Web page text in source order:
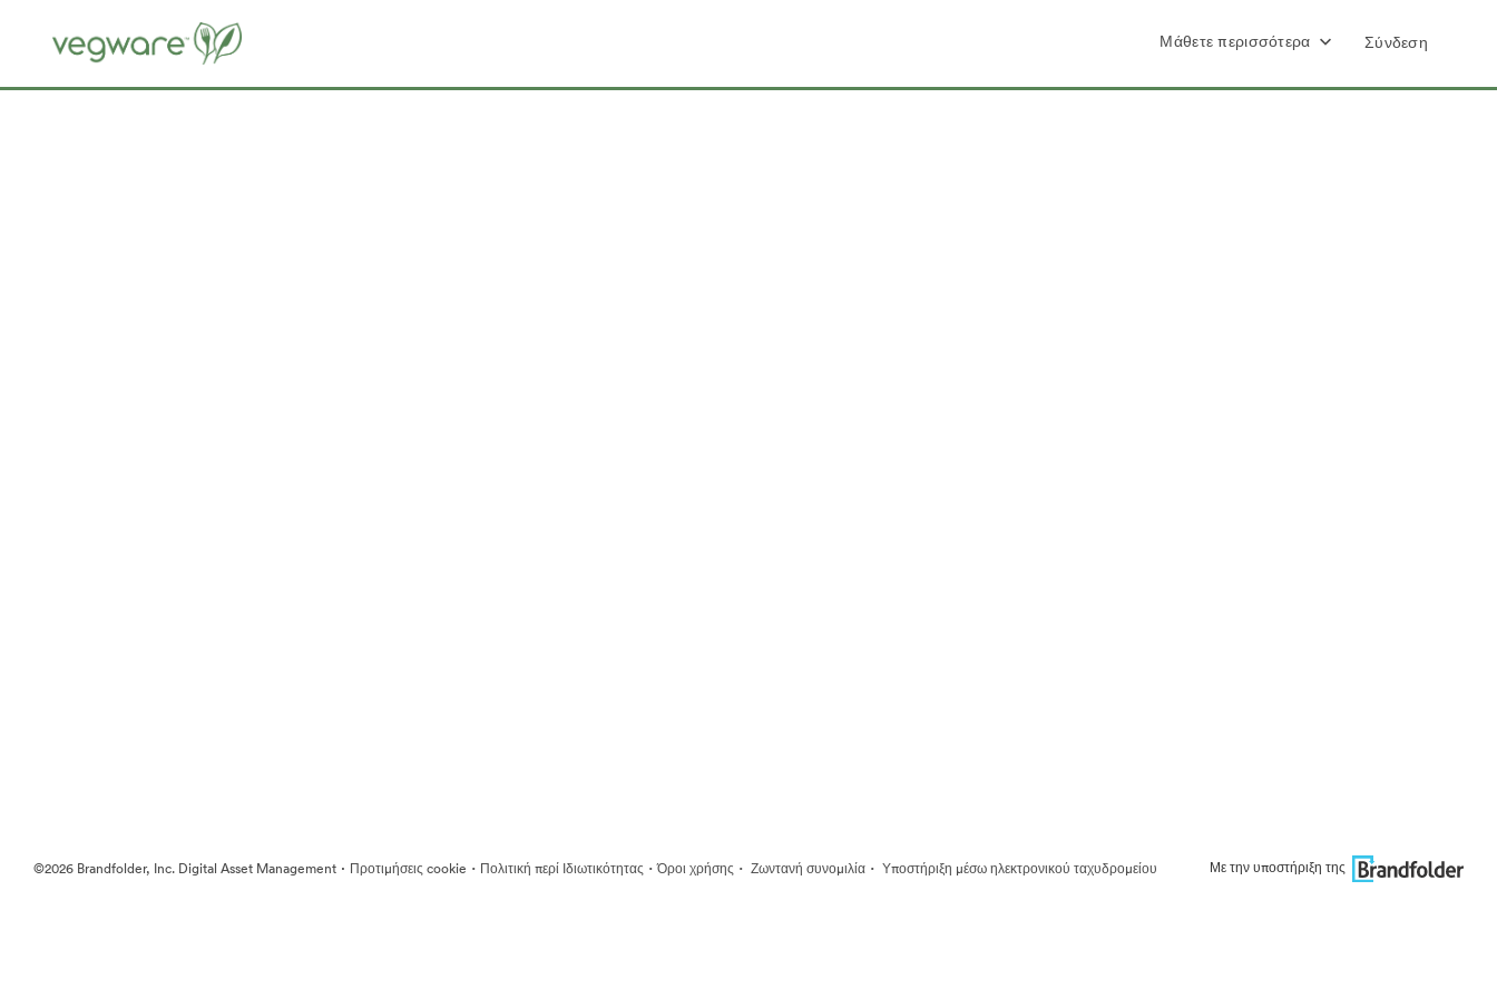
Μάθετε περισσότερα Σύνδεση
©2026 Brandfolder, Inc. Digital Asset Management · Προτιμήσεις cookie · Πολιτική περί Ιδιωτικότητας ·Όροι χρήσης · Ζωντανή συνομιλία · Υποστήριξη μέσω ηλεκτρονικού ταχυδρομείου Με την υποστήριξη της